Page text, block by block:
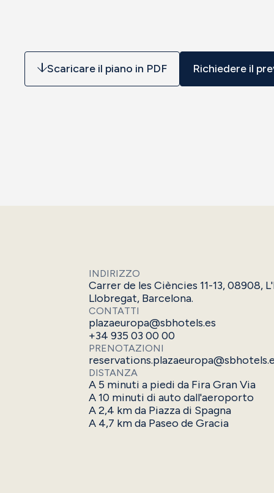
Scaricare il piano in PDF Richiedere il
INDIRIZZO
Carrer de les Ciències 11-13, 08908,
Llobregat, Barcelona.
CONTATTI
plazaeuropa@sbhotels.es
+34 935 03 00 00
PRENOTAZIONI
DISTANZA
A 5 minuti a piedi da Fira Gran Via
A 10 minuti di auto dall'aeroporto
A 2,4 km da Piazza di Spagna
A 4,7 km da Paseo de Gracia